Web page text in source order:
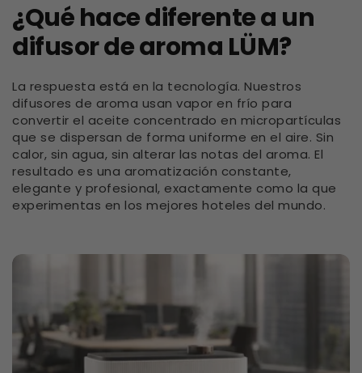
¿Qué hace diferente a un
difusor de aroma LÜM?
La respuesta está en la tecnología. Nuestros
difusores de aroma usan vapor en frío para
convertir el aceite concentrado en micropartículas
que se dispersan de forma uniforme en el aire. Sin
calor, sin agua, sin alterar las notas del aroma. El
resultado es una aromatización constante,
elegante y profesional, exactamente como la que
experimentas en los mejores hoteles del mundo.